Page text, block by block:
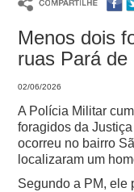
Menos dois
ruas Pará de
02/06/2026
A Polícia Militar
foragidos da
ocorreu no bairro
localizaram um
Segundo a PM, ele